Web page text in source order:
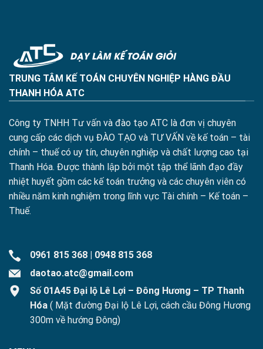
TRUNG TÂM KẾ TOÁN CHUYÊN NGHIỆP HÀNG ĐẦU
THANH HÓA ATC
Công ty TNHH Tư vấn và đào tạo ATC là đơn vị chuyên
cung cấp các dịch vụ ĐÀO TẠO và TƯ VẤN về kế toán – tài
chính – thuế có uy tín, chuyên nghiệp và chất lượng cao tại
Thanh Hóa. Được thành lập bởi một tập thể lãnh đạo đầy
nhiệt huyết gồm các kế toán trưởng và các chuyên viên có
nhiều năm kinh nghiệm trong lĩnh vực Tài chính – Kế toán –
Thuế.
0961 815 368
0948 815 368
daotao.atc@gmail.com
Số 01A45 Đại lộ Lê Lợi – Đông Hương – TP Thanh
Hóa ( Mặt đường Đại lộ Lê Lợi, cách cầu Đông Hương
300m về hướng Đông)